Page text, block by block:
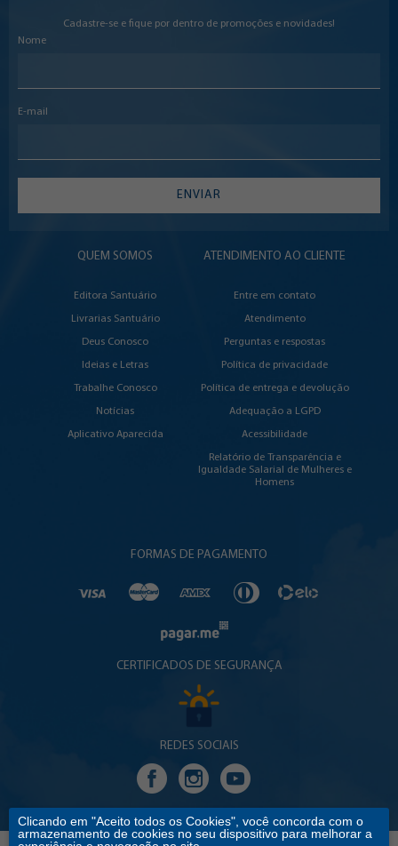
Cadastre-se e fique por dentro de promoções e novidades!
Nome
E-mail
ENVIAR
QUEM SOMOS
Editora Santuário
Livrarias Santuário
Deus Conosco
Ideias e Letras
Trabalhe Conosco
Notícias
Aplicativo Aparecida
ATENDIMENTO AO CLIENTE
Entre em contato
Atendimento
Perguntas e respostas
Política de privacidade
Política de entrega e devolução
Adequação a LGPD
Acessibilidade
Relatório de Transparência e
Igualdade Salarial de Mulheres e
Homens
FORMAS DE PAGAMENTO
CERTIFICADOS DE SEGURANÇA
REDES SOCIAIS
Clicando em "Aceito todos os Cookies", você concorda com o
armazenamento de cookies no seu dispositivo para melhorar a